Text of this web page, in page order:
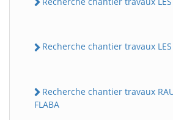
Recherche chantier travaux LES
Recherche chantier travaux
FLABA